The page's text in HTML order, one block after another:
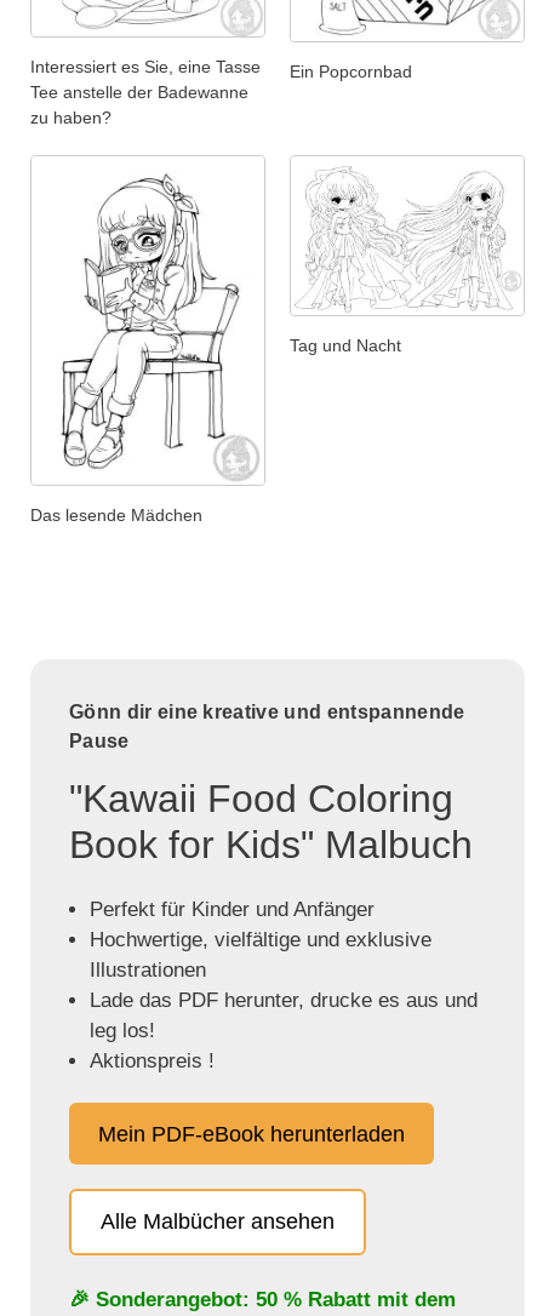
Interessiert es Sie, eine Tasse
Tee anstelle der Badewanne
zu haben?
Ein Popcornbad
Das lesende Mädchen
Tag und Nacht
Gönn dir eine kreative und entspannende
Pause
"Kawaii Food Coloring
Book for Kids" Malbuch
Perfekt für Kinder und Anfänger
Hochwertige, vielfältige und exklusive
Illustrationen
Lade das PDF herunter, drucke es aus und
leg los!
Aktionspreis !
Mein PDF-eBook herunterladen
Alle Malbücher ansehen
🎉 Sonderangebot: 50 % Rabatt mit dem